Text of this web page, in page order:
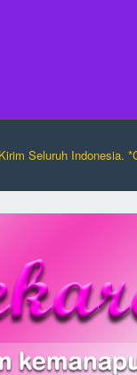
Seluruh Indonesia.